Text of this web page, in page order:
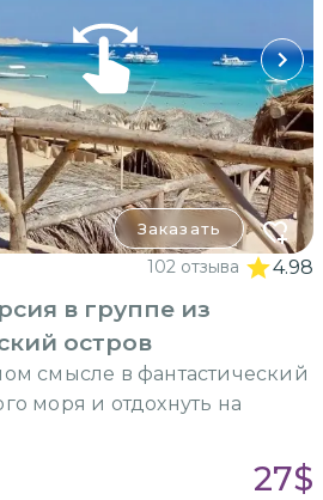
Заказать
102 отзыва 4.98
в группе из
остров
смысле в фантастический
моря и отдохнуть на
27$